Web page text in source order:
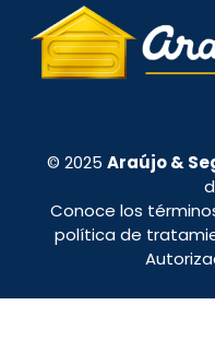
© 2025 Araújo &
Conoce los
política de